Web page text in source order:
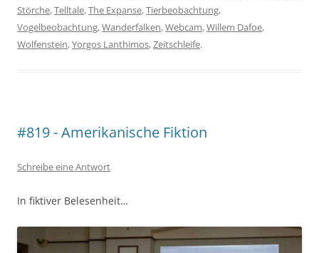
Störche,Telltale,The Expanse,Tierbeobachtung,
Vogelbeobachtung,Wanderfalken,Webcam,Willem Dafoe,
Wolfenstein,Yorgos Lanthimos,Zeitschleife.
#819 - Amerikanische Fiktion
Schreibe eine Antwort
In fiktiver Belesenheit…